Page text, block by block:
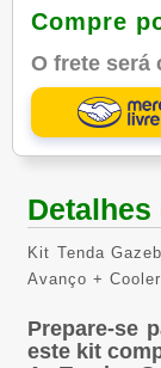
Compre
O frete será
Kit Tenda
Avanço +
Prepare-se
este kit